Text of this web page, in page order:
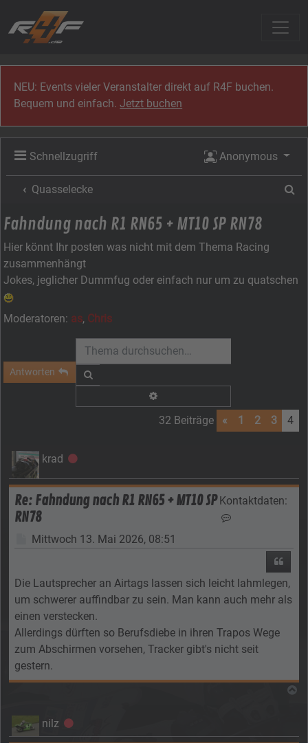
NEU: Events vieler Veranstalter direkt auf R4F buchen.
Bequem und einfach.Jetzt buchen
Schnellzugriff Anonymous
Quasselecke
Fahndung nach R1 RN65 + MT10 SP RN78
Hier könnt Ihr posten was nicht mit dem Thema Racing
zusammenhängt
Jokes, jeglicher Dummfug oder einfach nur um zu quatschen
Moderatoren: as, Chris
Antworten
32 Beiträge « 1 2 3 4
krad Offline
Re: Fahndung nach R1 RN65 + MT10 SP
RN78
Kontaktdaten:
Beitrag
Mittwoch 13. Mai 2026, 08:51
Die Lautsprecher an Airtags lassen sich leicht lahmlegen,
um schwerer auffindbar zu sein. Man kann auch mehr als
einen verstecken.
Allerdings dürften so Berufsdiebe in ihren Trapos Wege
zum Abschirmen vorsehen, Tracker gibt's nicht seit
gestern.
nilz Offline